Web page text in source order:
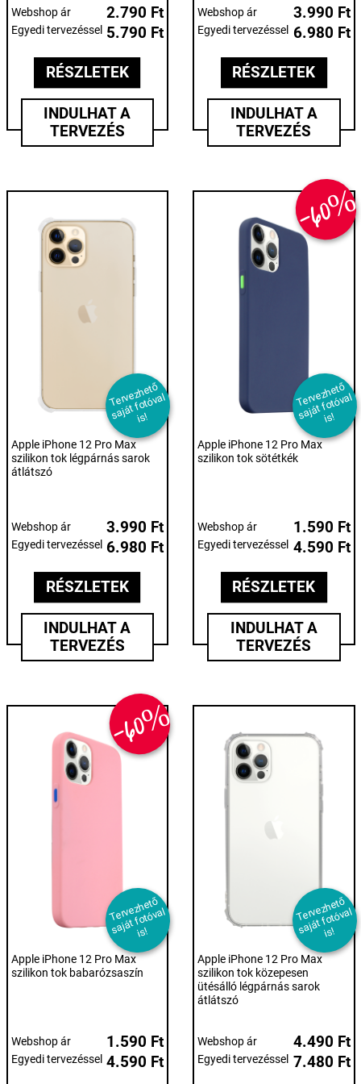
Webshop ár 2.790 Ft
Egyedi tervezéssel 5.790 Ft
RÉSZLETEK
INDULHAT A
TERVEZÉS
Webshop ár 3.990 Ft
Egyedi tervezéssel 6.980 Ft
RÉSZLETEK
INDULHAT A
TERVEZÉS
T
er
v
e
z
h
et
ő
s
aj
át f
ot
ó
v
al
i
s!
Apple iPhone 12 Pro Max
szilikon tok légpárnás sarok
átlátszó
Webshop ár 3.990 Ft
Egyedi tervezéssel 6.980 Ft
RÉSZLETEK
INDULHAT A
TERVEZÉS
-
T
er
v
e
z
h
et
ő
s
aj
át f
ot
ó
v
al
i
s!
Apple iPhone 12 Pro Max
szilikon tok sötétkék
Webshop ár 1.590 Ft
Egyedi tervezéssel 4.590 Ft
RÉSZLETEK
INDULHAT A
TERVEZÉS
-60%
T
er
v
e
z
h
et
ő
s
aj
át f
ot
ó
v
al
i
s!
Apple iPhone 12 Pro Max
szilikon tok babarózsaszín
Webshop ár 1.590 Ft
Egyedi tervezéssel 4.590 Ft
T
er
v
e
z
h
et
ő
s
aj
át f
ot
ó
v
al
i
s!
Apple iPhone 12 Pro Max
szilikon tok közepesen
ütésálló légpárnás sarok
átlátszó
Webshop ár 4.490 Ft
Egyedi tervezéssel 7.480 Ft